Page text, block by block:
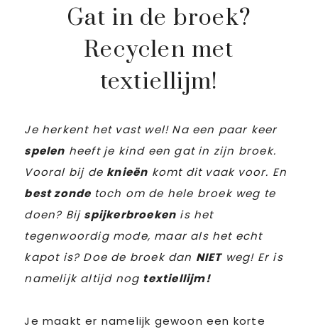
Gat in de broek?
Recyclen met
textiellijm!
Je herkent het vast wel! Na een paar keer
spelen heeft je kind een gat in zijn broek.
Vooral bij de knieën komt dit vaak voor. En
best zonde toch om de hele broek weg te
doen? Bij spijkerbroeken is het
tegenwoordig mode, maar als het echt
kapot is? Doe de broek dan NIETweg! Er is
namelijk altijd nog textiellijm!
Je maakt er namelijk gewoon een korte